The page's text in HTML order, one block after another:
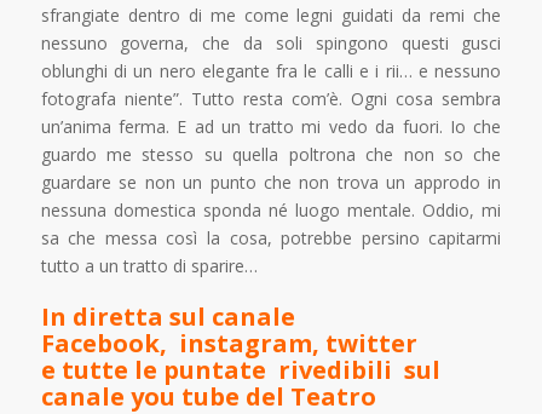
sfrangiate dentro di me come legni guidati da remi che
nessuno governa, che da soli spingono questi gusci
oblunghi di un nero elegante fra le calli e i rii… e nessuno
fotografa niente”. Tutto resta com’è. Ogni cosa sembra
un’anima ferma. E ad un tratto mi vedo da fuori. Io che
guardo me stesso su quella poltrona che non so che
guardare se non un punto che non trova un approdo in
nessuna domestica sponda né luogo mentale. Oddio, mi
sa che messa così la cosa, potrebbe persino capitarmi
tutto a un tratto di sparire…
In diretta sul canale
Facebook, instagram, twitter
e tutte le puntate rivedibili sul
canale you tube del Teatro